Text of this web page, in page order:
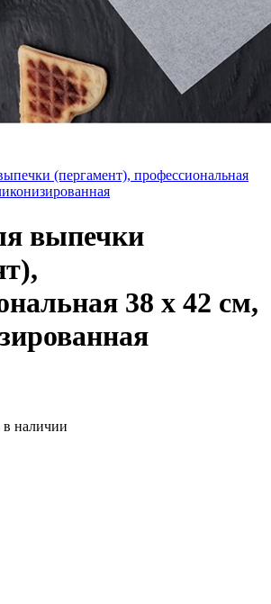
выпечки
38 х 42 cм,
в наличии